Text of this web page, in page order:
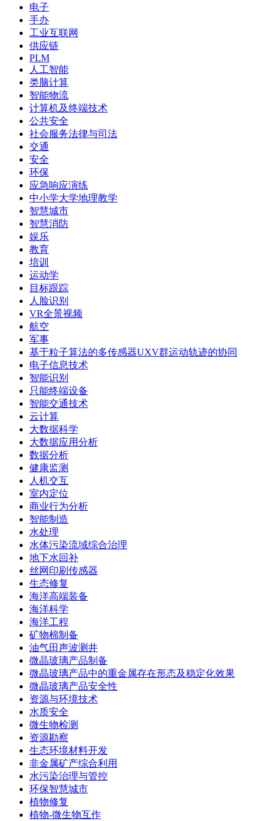
电子
手办
工业互联网
供应链
PLM
人工智能
类脑计算
智能物流
计算机及终端技术
公共安全
社会服务法律与司法
交通
安全
环保
应急响应演练
中小学大学地理教学
智慧城市
智慧消防
娱乐
教育
培训
运动学
目标跟踪
人脸识别
VR全景视频
航空
军事
基于粒子算法的多传感器UXV群运动轨迹的协同
电子信息技术
智能识别
只能终端设备
智能交通技术
云计算
大数据科学
大数据应用分析
数据分析
健康监测
人机交互
室内定位
商业行为分析
智能制造
水处理
水体污染流域综合治理
地下水回补
丝网印刷传感器
生态修复
海洋高端装备
海洋科学
海洋工程
矿物棉制备
油气田声波测井
微晶玻璃产品制备
微晶玻璃产品中的重金属存在形态及稳定化效果
微晶玻璃产品安全性
资源与环境技术
水质安全
微生物检测
资源勘察
生态环境材料开发
非金属矿产综合利用
水污染治理与管控
环保智慧城市
植物修复
植物-微生物互作